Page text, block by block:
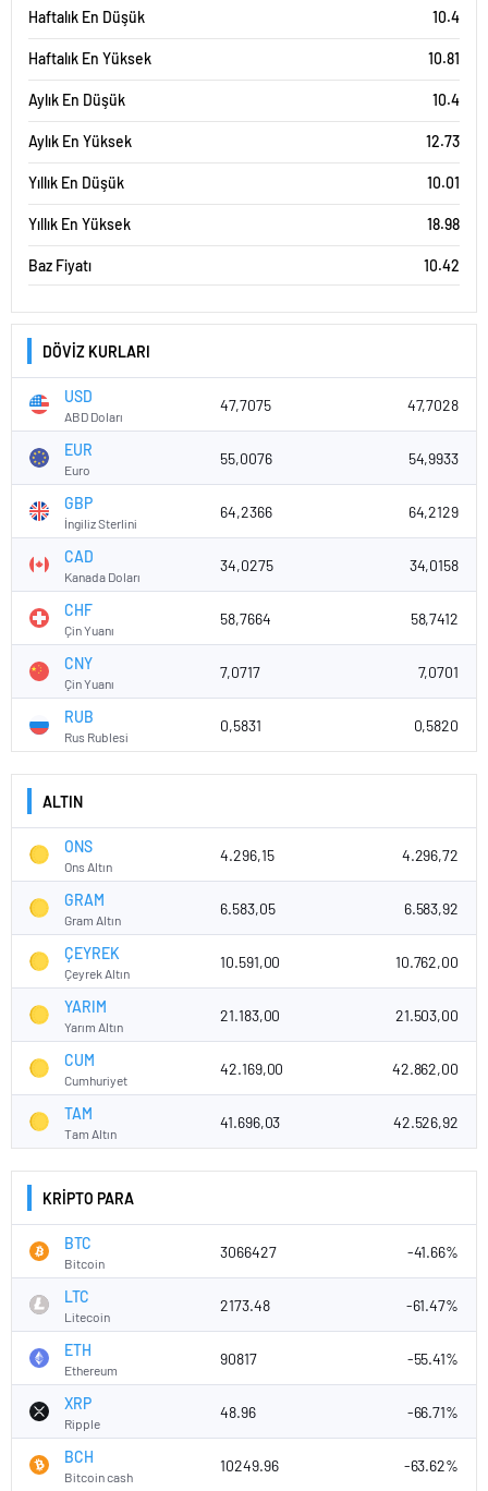
Haftalık En Düşük 10.4
Haftalık En Yüksek 10.81
Aylık En Düşük 10.4
Aylık En Yüksek 12.73
Yıllık En Düşük 10.01
Yıllık En Yüksek 18.98
Baz Fiyatı 10.42
DÖVİZ KURLARI
USD
ABD Doları
47,7075 47,7028
EUR
Euro
55,0076 54,9933
GBP
İngiliz Sterlini
64,2366 64,2129
CAD
Kanada Doları
34,0275 34,0158
CHF
Çin Yuanı
58,7664 58,7412
CNY
Çin Yuanı
7,0717 7,0701
RUB
Rus Rublesi
0,5831 0,5820
ALTIN
ONS
Ons Altın
4.296,15 4.296,72
GRAM
Gram Altın
6.583,05 6.583,92
ÇEYREK
Çeyrek Altın
10.591,00 10.762,00
YARIM
Yarım Altın
21.183,00 21.503,00
CUM
Cumhuriyet
42.169,00 42.862,00
TAM
Tam Altın
41.696,03 42.526,92
KRİPTO PARA
BTC
Bitcoin
3066427 -41.66%
LTC
Litecoin
2173.48 -61.47%
ETH
Ethereum
90817 -55.41%
XRP
Ripple
48.96 -66.71%
BCH
Bitcoin cash
10249.96 -63.62%